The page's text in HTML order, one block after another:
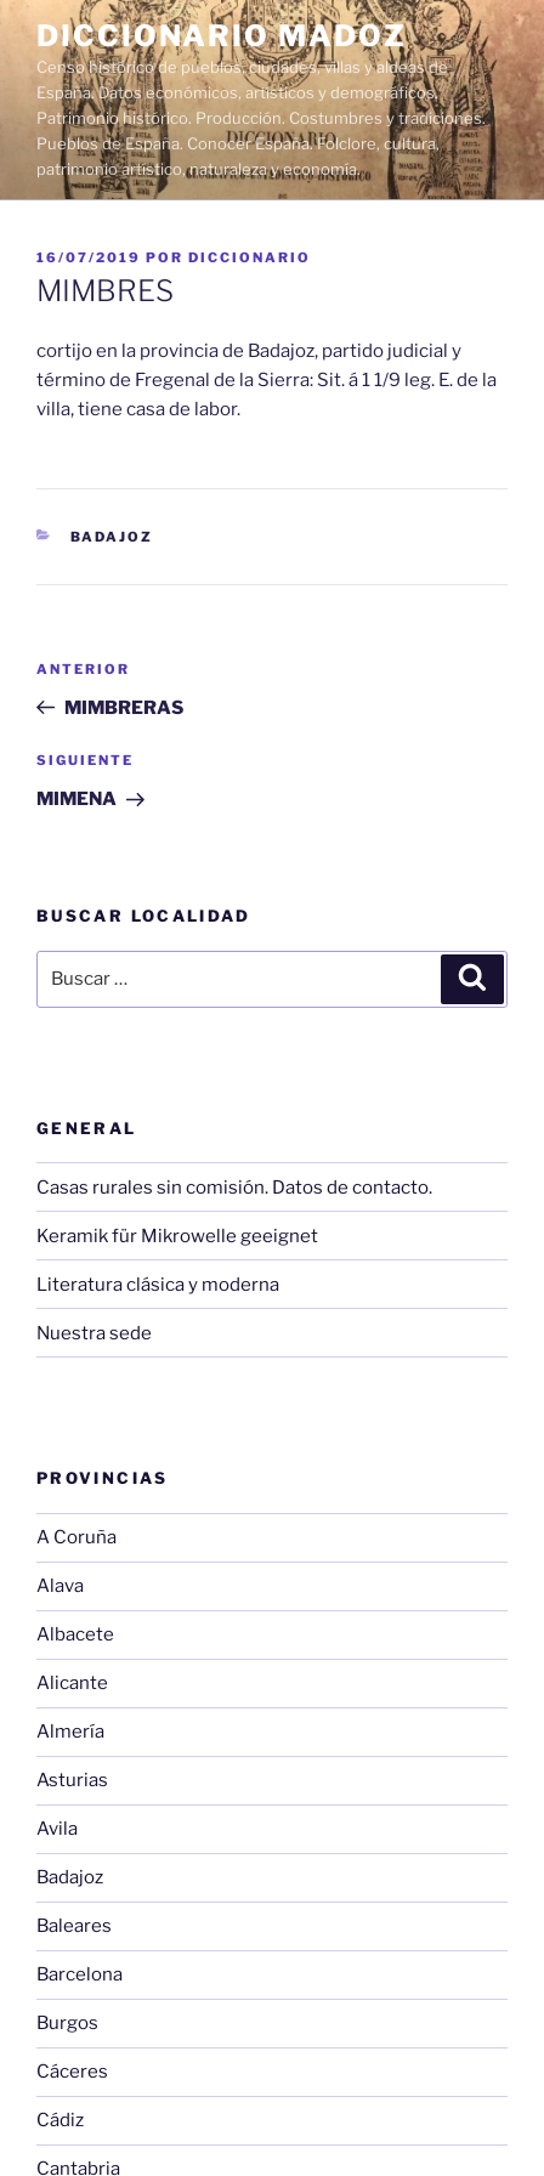
contenido
DICCIONARIO MADOZ
Censo histórico de pueblos, ciudades, villas y aldeas de
España. Datos económicos, artísticos y demográficos.
Patrimonio histórico. Producción. Costumbres y tradiciones.
Pueblos de España. Conocer España. Folclore, cultura,
patrimonio artístico, naturaleza y economía.
PUBLICADO
EL
16/07/2019 POR DICCIONARIO
MIMBRES
cortijo en la provincia de Badajoz, partido judicial y
término de Fregenal de la Sierra: Sit. á 1 1/9 leg. E. de la
villa, tiene casa de labor.
CATEGORÍAS
BADAJOZ
entradas
Entrada
anterior:
ANTERIOR
MIMBRERAS
Siguiente
entrada
SIGUIENTE
MIMENA
BUSCAR LOCALIDAD
por:
GENERAL
Casas rurales sin comisión. Datos de contacto.
Keramik für Mikrowelle geeignet
Literatura clásica y moderna
Nuestra sede
PROVINCIAS
A Coruña
Alava
Albacete
Alicante
Almería
Asturias
Avila
Badajoz
Baleares
Barcelona
Burgos
Cáceres
Cádiz
Cantabria